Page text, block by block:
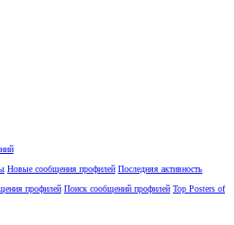
Новые сообщения профилей Последняя активность
профилей Поиск сообщений профилей Top Posters of